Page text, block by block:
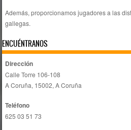
Además, proporcionamos jugadores a las
gallegas.
ENCUÉNTRANOS
Dirección
Calle Torre 106-108
A Coruña, 15002, A Coruña
Teléfono
625 03 51 73